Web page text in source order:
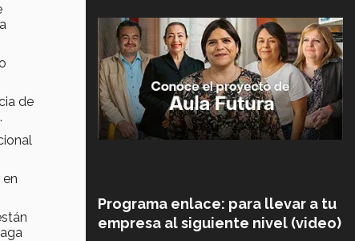
de
Programa enlace: para llevar a tu
empresa al siguiente nivel (video)